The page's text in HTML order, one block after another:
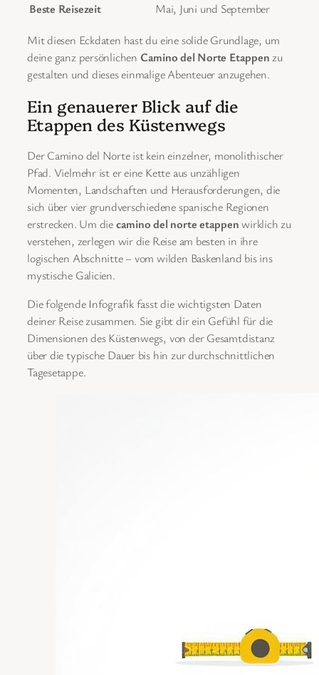
Beste Reisezeit
Mai, Juni und September
Mit diesen Eckdaten hast du eine solide Grundlage, um
deine ganz persönlichen Camino del Norte Etappenzu
gestalten und dieses einmalige Abenteuer anzugehen.
Ein genauerer Blick auf die
Etappen des Küstenwegs
Der Camino del Norte ist kein einzelner, monolithischer
Pfad. Vielmehr ist er eine Kette aus unzähligen
Momenten, Landschaften und Herausforderungen, die
sich über vier grundverschiedene spanische Regionen
erstrecken. Um diecamino del norte etappenwirklich zu
verstehen, zerlegen wir die Reise am besten in ihre
logischen Abschnitte – vom wilden Baskenland bis ins
mystische Galicien.
Die folgende Infografik fasst die wichtigsten Daten
deiner Reise zusammen. Sie gibt dir ein Gefühl für die
Dimensionen des Küstenwegs, von der Gesamtdistanz
über die typische Dauer bis hin zur durchschnittlichen
Tagesetappe.